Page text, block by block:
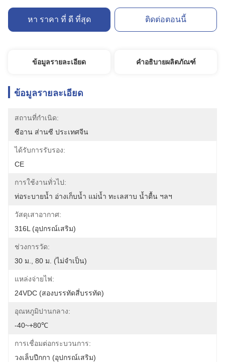
หา ราคา ที่ ดี ที่สุด ติดต่อตอนนี้
ข้อมูลรายละเอียด คำอธิบายผลิตภัณฑ์
ข้อมูลรายละเอียด
สถานที่กำเนิด:
ซีอาน ส่านซี ประเทศจีน
ได้รับการรับรอง:
CE
การใช้งานทั่วไป:
ท่อระบายน้ำ อ่างเก็บน้ำ แม่น้ำ ทะเลสาบ น้ำตื้น ฯลฯ
วัสดุเสาอากาศ:
316L (อุปกรณ์เสริม)
ช่วงการวัด:
30 ม., 80 ม. (ไม่จำเป็น)
แหล่งจ่ายไฟ:
24VDC (สองบรรทัดสี่บรรทัด)
อุณหภูมิปานกลาง:
-40~+80℃
การเชื่อมต่อกระบวนการ:
วงเล็บปีกกา (อุปกรณ์เสริม)